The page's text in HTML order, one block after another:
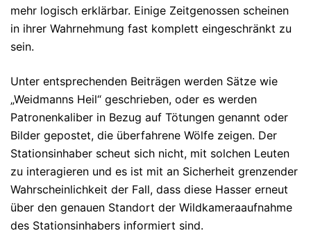
mehr logisch erklärbar. Einige Zeitgenossen scheinen
in ihrer Wahrnehmung fast komplett eingeschränkt zu
sein.
Unter entsprechenden Beiträgen werden Sätze wie
„Weidmanns Heil“ geschrieben, oder es werden
Patronenkaliber in Bezug auf Tötungen genannt oder
Bilder gepostet, die überfahrene Wölfe zeigen. Der
Stationsinhaber scheut sich nicht, mit solchen Leuten
zu interagieren und es ist mit an Sicherheit grenzender
Wahrscheinlichkeit der Fall, dass diese Hasser erneut
über den genauen Standort der Wildkameraaufnahme
des Stationsinhabers informiert sind.